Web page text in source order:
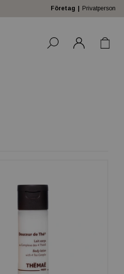
Företag Privatperson